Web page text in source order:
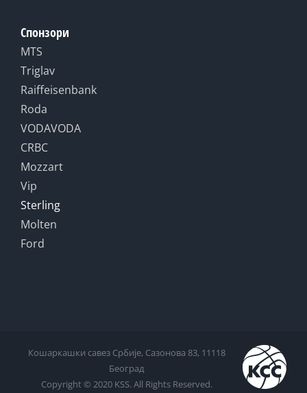
Спонзори
MTS
Triglav
Raiffeisenbank
Roda
VODAVODA
CRBC
Mozzart
Vip
Sterling
Molten
Ford
Кошаркашки савез Србије, Сазонова 83, 11118
Београд
Copyright © 2020 KSS. All Rights Reserved.